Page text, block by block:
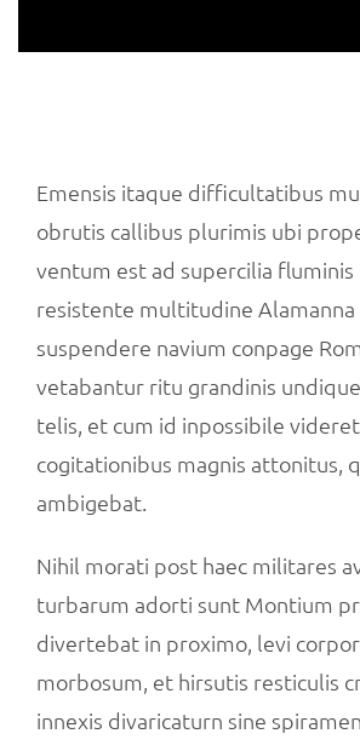
Emensis itaque difficultatibus
obrutis callibus plurimis ubi
ventum est ad supercilia fluminis
resistente multitudine
suspendere navium conpage
vetabantur ritu grandinis
telis, et cum id inpossibile
cogitationibus magnis attonitus,
ambigebat.
Nihil morati post haec militares
turbarum adorti sunt Montium
divertebat in proximo, levi
morbosum, et hirsutis resticulis
innexis divaricaturn sine